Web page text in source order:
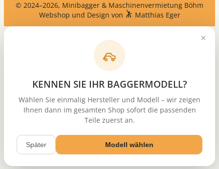
© 2024–2026, Minibagger & Maschinenvermietung Böhm
Webshop und Design von
Matthias Eger
KENNEN SIE IHR BAGGERMODELL?
Wählen Sie einmalig Hersteller und Modell – wir zeigen
Ihnen dann im gesamten Shop sofort die passenden
Teile zuerst an.
Später Modell wählen